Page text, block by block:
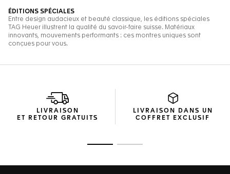
LIVRAISON
ET RETOUR GRATUITS
LIVRAISON DANS UN
COFFRET EXCLUSIF